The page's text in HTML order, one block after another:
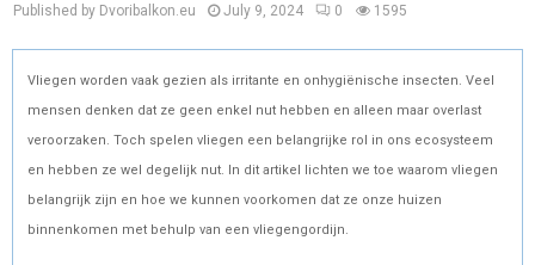
Published by Dvoribalkon.eu July 9, 2024 0 1595
Vliegen worden vaak gezien als irritante en onhygiënische insecten. Veel
mensen denken dat ze geen enkel nut hebben en alleen maar overlast
veroorzaken. Toch spelen vliegen een belangrijke rol in ons ecosysteem
en hebben ze wel degelijk nut. In dit artikel lichten we toe waarom vliegen
belangrijk zijn en hoe we kunnen voorkomen dat ze onze huizen
binnenkomen met behulp van een vliegengordijn.